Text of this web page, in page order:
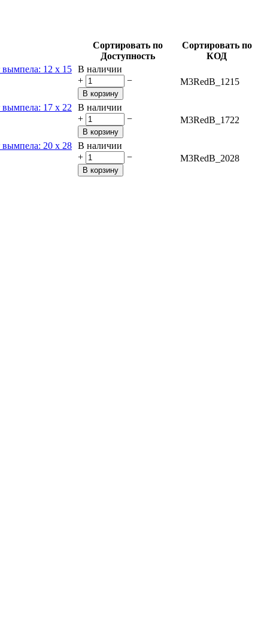
Сортировать по
Доступность
Сортировать по
КОД
В наличии
+
−
В корзину
M3RedB_1215
В наличии
+
−
В корзину
M3RedB_1722
В наличии
+
−
В корзину
M3RedB_2028